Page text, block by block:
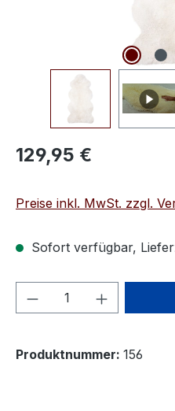
Regulärer Preis:
129,95 €
Preise inkl. MwSt. zzgl.
Sofort verfügbar,
Produkt Anzahl:
Produktnummer: 156